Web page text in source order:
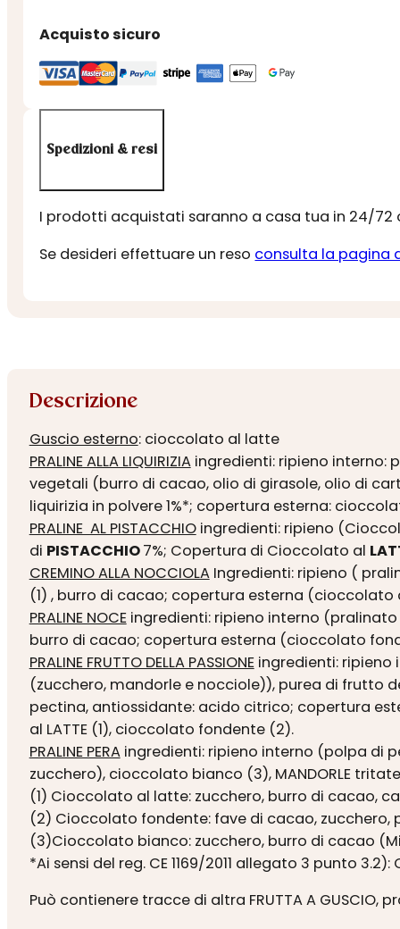
Acquisto sicuro
Spedizioni & resi
I prodotti acquistati saranno a casa tua in 24/72
Se desideri effettuare un reso consulta la pagina
Descrizione
Guscio esterno: cioccolato al latte
PRALINE ALLA LIQUIRIZIAingredienti: ripieno interno:
vegetali (burro di cacao, olio di girasole, olio di
liquirizia in polvere 1%*; copertura esterna:
PRALINE AL PISTACCHIOingredienti: ripieno
di PISTACCHIO7%; Copertura di Cioccolato al
CREMINO ALLA NOCCIOLAIngredienti: ripieno (
(1) , burro di cacao; copertura esterna (cioccolato
PRALINE NOCEingredienti: ripieno interno (pralinato
burro di cacao; copertura esterna (cioccolato
PRALINE FRUTTO DELLA PASSIONEingredienti: ripieno
(zucchero, mandorle e nocciole)), purea di frutto
pectina, antiossidante: acido citrico; copertura
al LATTE (1), cioccolato fondente (2).
PRALINE PERAingredienti: ripieno interno (polpa di
zucchero), cioccolato bianco (3), MANDORLE
(1) Cioccolato al latte: zucchero, burro di cacao,
(2) Cioccolato fondente: fave di cacao,
(3)Cioccolato bianco: zucchero, burro di cacao
*Ai sensi del reg. CE 1169/2011 allegato 3 punto
Può contienere tracce di altra FRUTTA A GUSCIO,